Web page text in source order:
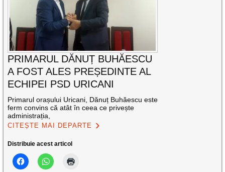
PRIMARUL DĂNUȚ BUHĂESCU
A FOST ALES PREȘEDINTE AL
ECHIPEI PSD URICANI
Primarul orașului Uricani, Dănuț Buhăescu este
ferm convins că atât în ceea ce privește
administrația,
CITEȘTE MAI DEPARTE
Distribuie acest articol